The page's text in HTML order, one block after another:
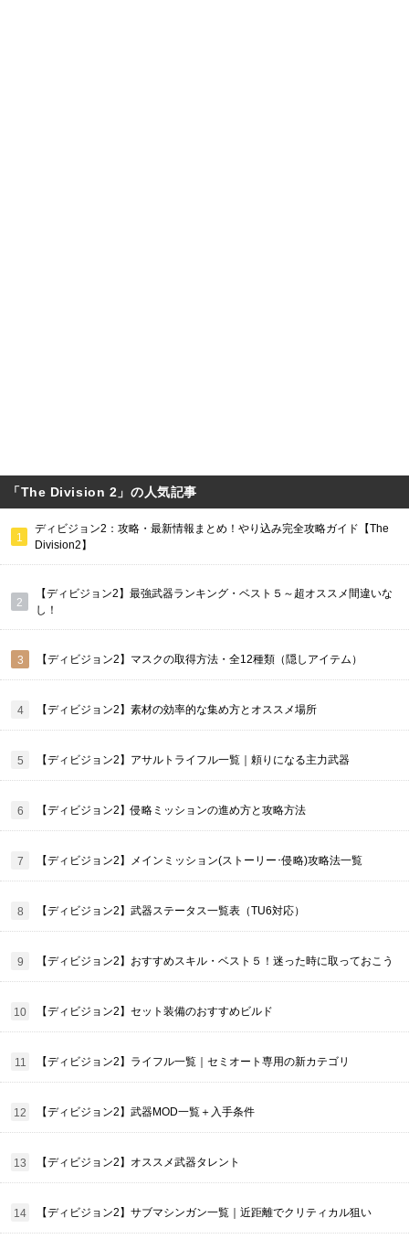
「The Division 2」の人気記事
ディビジョン2：攻略・最新情報まとめ！やり込み完全攻略ガイド【The
Division2】
【ディビジョン2】最強武器ランキング・ベスト５～超オススメ間違いな
し！
【ディビジョン2】マスクの取得方法・全12種類（隠しアイテム）
【ディビジョン2】素材の効率的な集め方とオススメ場所
【ディビジョン2】アサルトライフル一覧｜頼りになる主力武器
【ディビジョン2】侵略ミッションの進め方と攻略方法
【ディビジョン2】メインミッション(ストーリー･侵略)攻略法一覧
【ディビジョン2】武器ステータス一覧表（TU6対応）
【ディビジョン2】おすすめスキル・ベスト５！迷った時に取っておこう
【ディビジョン2】セット装備のおすすめビルド
【ディビジョン2】ライフル一覧｜セミオート専用の新カテゴリ
【ディビジョン2】武器MOD一覧＋入手条件
【ディビジョン2】オススメ武器タレント
【ディビジョン2】サブマシンガン一覧｜近距離でクリティカル狙い